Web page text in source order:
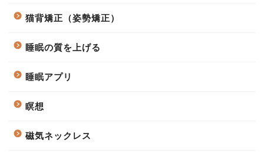
猫背矯正（姿勢矯正）
睡眠の質を上げる
睡眠アプリ
瞑想
磁気ネックレス